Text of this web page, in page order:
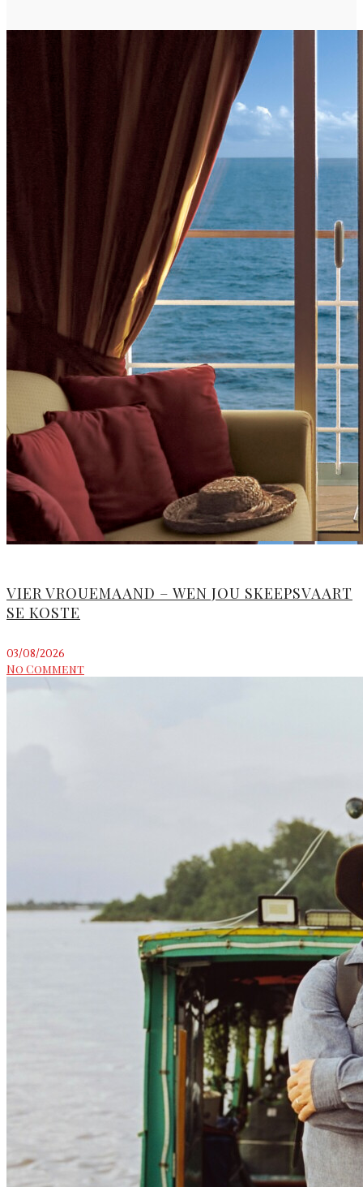
VIER VROUEMAAND – WEN JOU SKEEPSVAART
SE KOSTE
03/08/2026
No Comment